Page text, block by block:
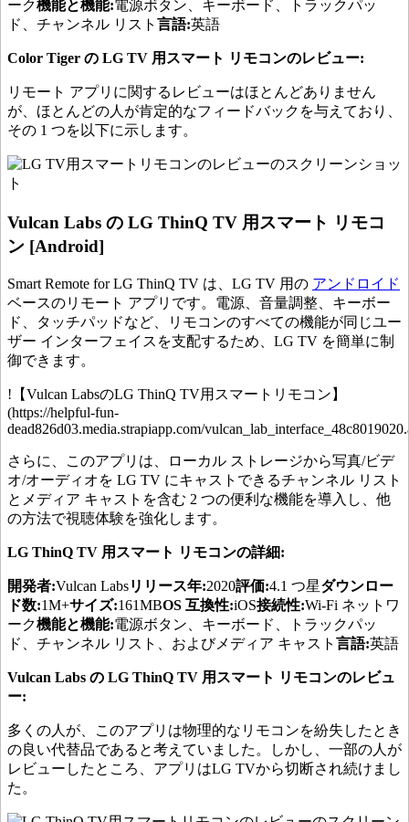
ーク機能と機能:電源ボタン、キーボード、トラックパッ
ド、チャンネル リスト 言語:英語
Color Tiger の LG TV 用スマート リモコンのレビュー:
リモート アプリに関するレビューはほとんどありません
が、ほとんどの人が肯定的なフィードバックを与えており、
その 1 つを以下に示します。
Vulcan Labs の LG ThinQ TV 用スマート リモコ
ン [Android]
Smart Remote for LG ThinQ TV は、LG TV 用の アンドロイド
ベースのリモート アプリです。電源、音量調整、キーボー
ド、タッチパッドなど、リモコンのすべての機能が同じユー
ザー インターフェイスを支配するため、LG TV を簡単に制
御できます。
!【Vulcan LabsのLG ThinQ TV用スマートリモコン】
(https://helpful-fun-
dead826d03.media.strapiapp.com/
さらに、このアプリは、ローカル ストレージから写真/ビデ
オ/オーディオを LG TV にキャストできるチャンネル リスト
とメディア キャストを含む 2 つの便利な機能を導入し、他
の方法で視聴体験を強化します。
LG ThinQ TV 用スマート リモコンの詳細:
開発者:Vulcan Labsリリース年:2020評価:4.1 つ星ダウンロー
ド数:1M+サイズ:161MBOS 互換性:iOS接続性:Wi-Fi ネットワ
ーク機能と機能:電源ボタン、キーボード、トラックパッ
ド、チャンネル リスト、およびメディア キャスト 言語:英語
Vulcan Labs の LG ThinQ TV 用スマート リモコンのレビュ
ー:
多くの人が、このアプリは物理的なリモコンを紛失したとき
の良い代替品であると考えていました。しかし、一部の人が
レビューしたところ、アプリはLG TVから切断され続けまし
た。